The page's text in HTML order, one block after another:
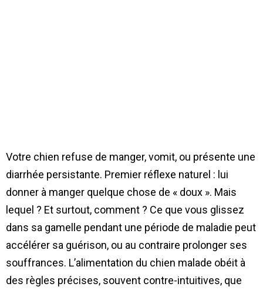
Votre chien refuse de manger, vomit, ou présente une
diarrhée persistante. Premier réflexe naturel : lui
donner à manger quelque chose de « doux ». Mais
lequel ? Et surtout, comment ? Ce que vous glissez
dans sa gamelle pendant une période de maladie peut
accélérer sa guérison, ou au contraire prolonger ses
souffrances. L’alimentation du chien malade obéit à
des règles précises, souvent contre-intuitives, que